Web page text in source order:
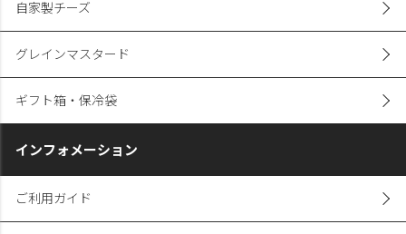
自家製チーズ
グレインマスタード
ギフト箱・保冷袋
インフォメーション
ご利用ガイド